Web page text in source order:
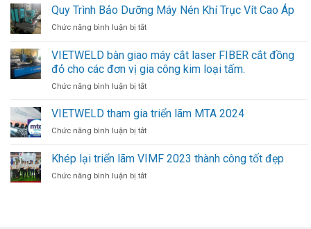
FAIRINO:
Xu
Hướng
Động
Hóa
Trong
Hàn
Quy Trình Bảo Dưỡng Máy Nén Khí Trục Vít Cao Áp
Chức năng bình luận bị tắtở
Trình
Bảo
Dưỡng
Máy
Khí
Vít
Áp
VIETWELD bàn giao máy cắt laser FIBER cắt đồng
đỏ cho các đơn vị gia công kim loại tấm.
Chức năng bình luận bị tắtở
bàn
máy
laser
cắt
VIETWELD tham gia triển lãm MTA 2024
Chức năng bình luận bị tắtở
tham
gia
triển
Khép lại triển lãm VIMF 2023 thành công tốt đẹp
Chức năng bình luận bị tắtở